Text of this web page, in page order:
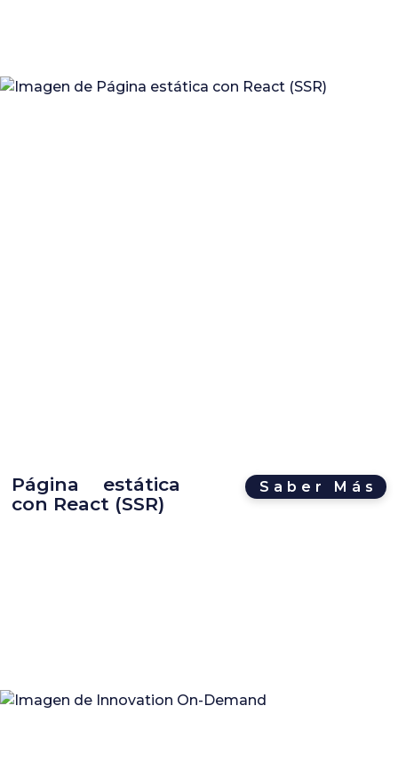
Página estática
con React (SSR)
Saber Más